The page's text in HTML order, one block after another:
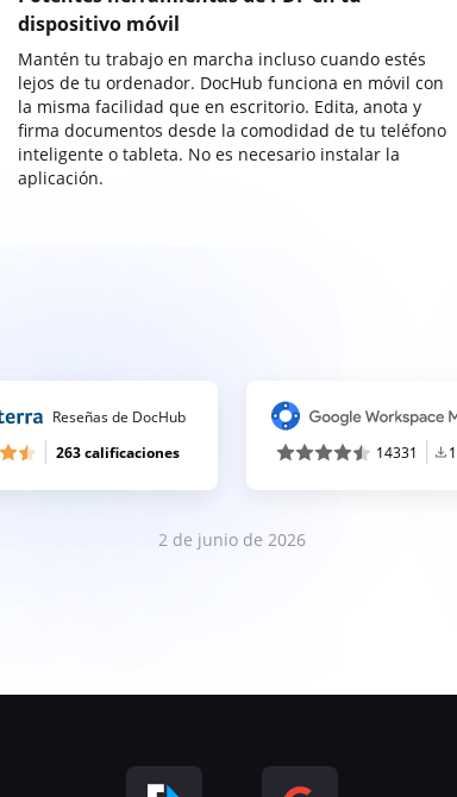
dispositivo móvil
Mantén tu trabajo en marcha incluso cuando estés
lejos de tu ordenador. DocHub funciona en móvil con
la misma facilidad que en escritorio. Edita, anota y
firma documentos desde la comodidad de tu teléfono
inteligente o tableta. No es necesario instalar la
aplicación.
Reseñas de DocHub
263 calificaciones
14331
2 de junio de 2026